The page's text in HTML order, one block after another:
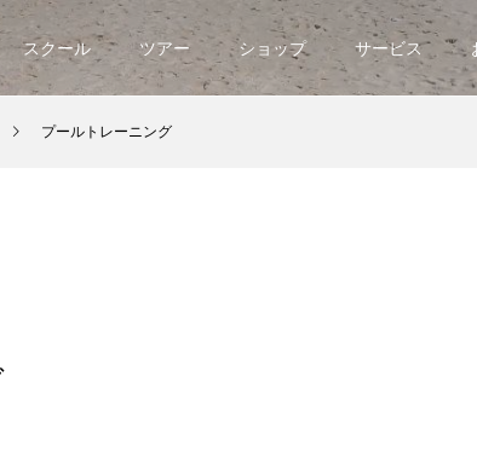
スクール ツアー ショップ サービス
プールトレーニング